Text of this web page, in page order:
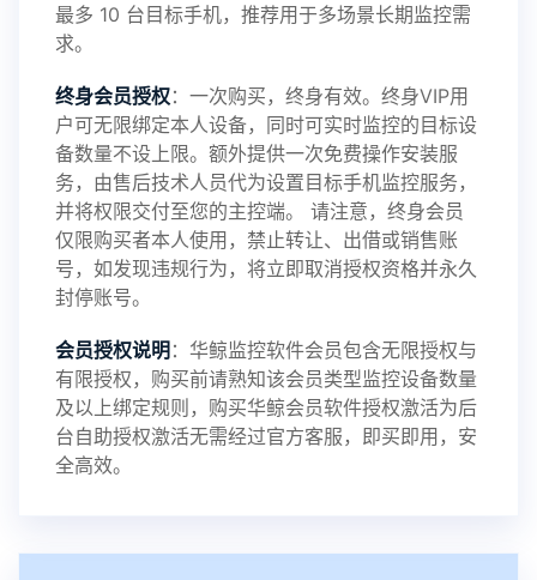
2024-10-08 V3.6
2024-03-16 V3.5
2023-01-12 V3.3
最多 10 台目标手机，推荐用于多场景长期监控需
求。
终身会员授权：一次购买，终身有效。终身VIP用
户可无限绑定本人设备，同时可实时监控的目标设
备数量不设上限。额外提供一次免费操作安装服
务，由售后技术人员代为设置目标手机监控服务，
并将权限交付至您的主控端。 请注意，终身会员
仅限购买者本人使用，禁止转让、出借或销售账
号，如发现违规行为，将立即取消授权资格并永久
封停账号。
会员授权说明 ：华鲸监控软件会员包含无限授权与
有限授权，购买前请熟知该会员类型监控设备数量
及以上绑定规则，购买华鲸会员软件授权激活为后
台自助授权激活无需经过官方客服，即买即用，安
全高效。